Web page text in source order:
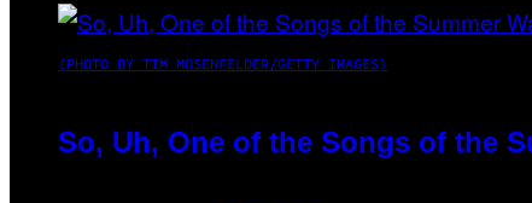
(PHOTO BY TIM MOSENFELDER/GETTY IMAGES)
So, Uh, One of the Songs of the